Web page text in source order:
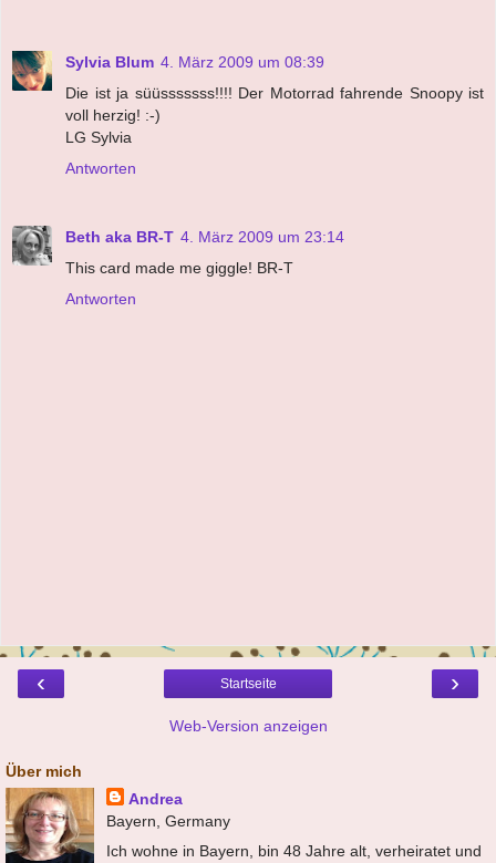
Sylvia Blum 4. März 2009 um 08:39
Die ist ja süüsssssss!!!! Der Motorrad fahrende Snoopy ist
voll herzig! :-)
LG Sylvia
Antworten
Beth aka BR-T 4. März 2009 um 23:14
This card made me giggle! BR-T
Antworten
‹ ›
Startseite
Web-Version anzeigen
Über mich
Andrea
Bayern, Germany
Ich wohne in Bayern, bin 48 Jahre alt, verheiratet und